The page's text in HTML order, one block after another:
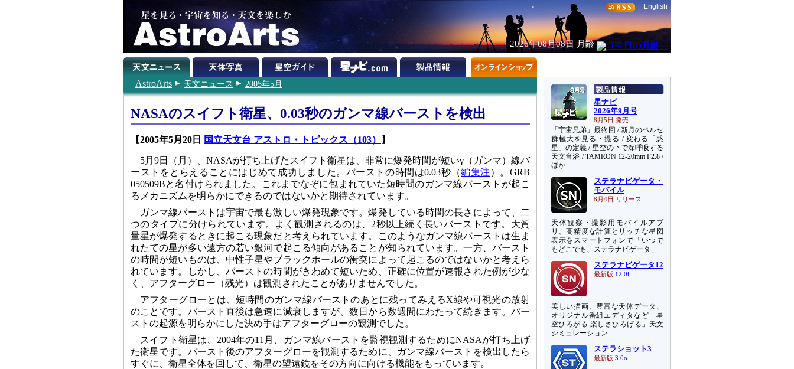
English
2026年08月08日 月齢
AstroArts 天文ニュース 2005年5月
NASAのスイフト衛星、0.03秒のガンマ線バーストを検出
【2005年5月20日 国立天文台 アストロ・トピックス（103） 】
5月9日（月）、NASAが打ち上げたスイフト衛星は、非常に爆発時間が短いγ（ガンマ）線バ
ーストをとらえることにはじめて成功しました。バーストの時間は0.03秒（編集注 ）。GRB
050509Bと名付けられました。これまでなぞに包まれていた短時間のガンマ線バーストが起こ
るメカニズムを明らかにできるのではないかと期待されています。
ガンマ線バーストは宇宙で最も激しい爆発現象です。爆発している時間の長さによって、二
つのタイプに分けられています。よく観測されるのは、2秒以上続く長いバーストです。大質
量星が爆発するときに起こる現象だと考えられています。このようなガンマ線バーストは生ま
れたての星が多い遠方の若い銀河で起こる傾向があることが知られています。一方、バースト
の時間が短いものは、中性子星やブラックホールの衝突によって起こるのではないかと考えら
れています。しかし、バーストの時間がきわめて短いため、正確に位置が速報された例が少な
く、アフターグロー（残光）は観測されたことがありませんでした。
アフターグローとは、短時間のガンマ線バーストのあとに残ってみえるX線や可視光の放射
のことです。バースト直後は急速に減衰しますが、数日から数週間にわたって続きます。バー
ストの起源を明らかにした決め手はアフターグローの観測でした。
スイフト衛星は、2004年の11月、ガンマ線バーストを監視観測するためにNASAが打ち上げ
た衛星です。バースト後のアフターグローを観測するために、ガンマ線バーストを検出したら
すぐに、衛星全体を回して、衛星の望遠鏡をその方向に向ける機能をもっています。
星ナビ
2026年9月号
8月5日 発売
「宇宙兄弟」最終回 / 新月のペルセ
群極大を見る・撮る / 変わる「惑
星」の定義 / 星空の下で深呼吸する
天文台浴 / TAMRON 12-20mm F2.8 /
ほか
ステラナビゲータ・
モバイル
8月4日 リリース
天体観察・撮影用モバイルアプ
リ。高精度な計算とリッチな星図
表示をスマートフォンで「いつで
もどこでも、ステラナビゲータ」
ステラナビゲータ12
最新版 12.0i
美しい描画、豊富な天体データ、
オリジナル番組エディタなど「星
空ひろがる 楽しさひろげる」天文
シミュレーション
ステラショット3
最新版 3.0o